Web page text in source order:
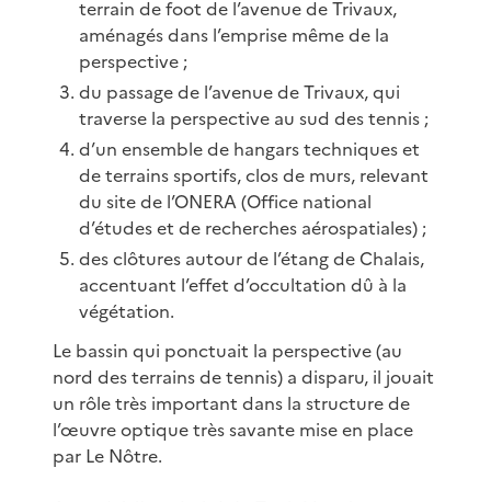
terrain de foot de l’avenue de Trivaux,
aménagés dans l’emprise même de la
perspective ;
du passage de l’avenue de Trivaux, qui
traverse la perspective au sud des tennis ;
d’un ensemble de hangars techniques et
de terrains sportifs, clos de murs, relevant
du site de l’ONERA (Office national
d’études et de recherches aérospatiales) ;
des clôtures autour de l’étang de Chalais,
accentuant l’effet d’occultation dû à la
végétation.
Le bassin qui ponctuait la perspective (au
nord des terrains de tennis) a disparu, il jouait
un rôle très important dans la structure de
l’œuvre optique très savante mise en place
par Le Nôtre.